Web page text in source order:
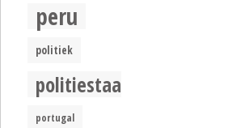
peru
politiek
politiestaat
portugal